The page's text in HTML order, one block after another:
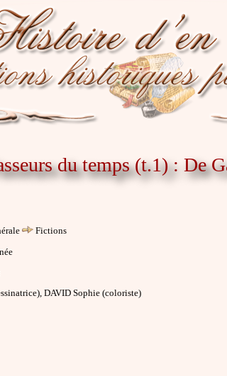
du temps (t.1) : De
Fictions
DAVID Sophie (coloriste)